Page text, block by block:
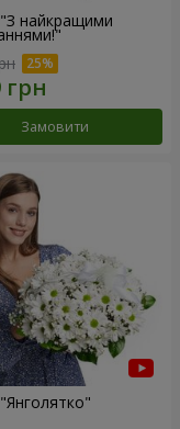
найкращими
Замовити